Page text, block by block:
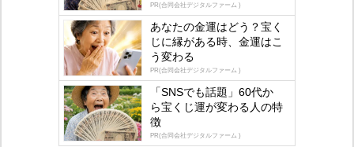
gly
PR(合同会社デジタルファーム )
あなたの金運はどう？宝く
じに縁がある時、金運はこ
う変わる
PR(合同会社デジタルファーム )
「SNSでも話題」60代か
ら宝くじ運が変わる人の特
徴
PR(合同会社デジタルファーム )